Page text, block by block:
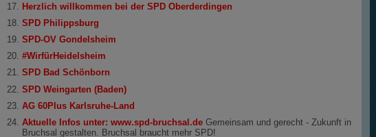
Herzlich willkommen bei der SPD Oberderdingen
SPD Philippsburg
SPD-OV Gondelsheim
#WirfürHeidelsheim
SPD Bad Schönborn
SPD Weingarten (Baden)
AG 60Plus Karlsruhe-Land
Aktuelle Infos unter: www.spd-bruchsal.de Gemeinsam und gerecht - Zukunft in
Bruchsal gestalten. Bruchsal braucht mehr SPD!